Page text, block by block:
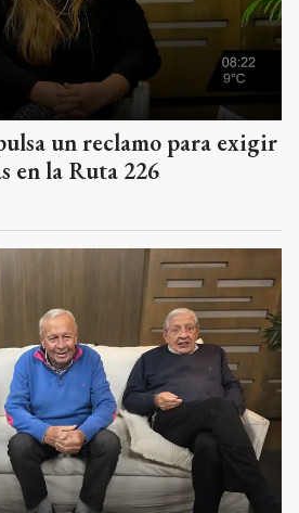
un reclamo para exigir
en la Ruta 226